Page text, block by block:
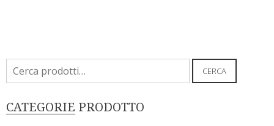
Cerca: CERCA
CATEGORIE PRODOTTO